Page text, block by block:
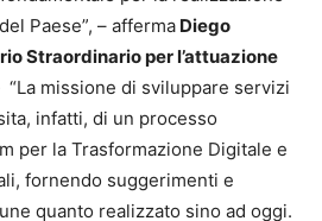
Paese”, – afferma Diego
Straordinario per l’attuazione
“La missione di sviluppare servizi
infatti, di un processo
per la Trasformazione Digitale e
fornendo suggerimenti e
quanto realizzato sino ad oggi.